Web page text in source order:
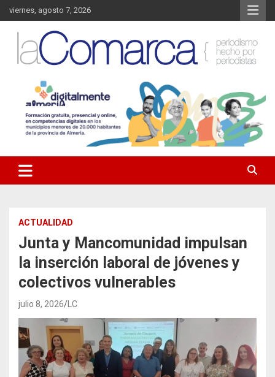
Saltar
al
contenido
viernes, agosto 7, 2026
La Comarca – Noticias del
Almanzora
Almanzora y sus localidades.
ACTUALIDAD
Junta y Mancomunidad impulsan
la inserción laboral de jóvenes y
colectivos vulnerables
julio 8, 2026 LC